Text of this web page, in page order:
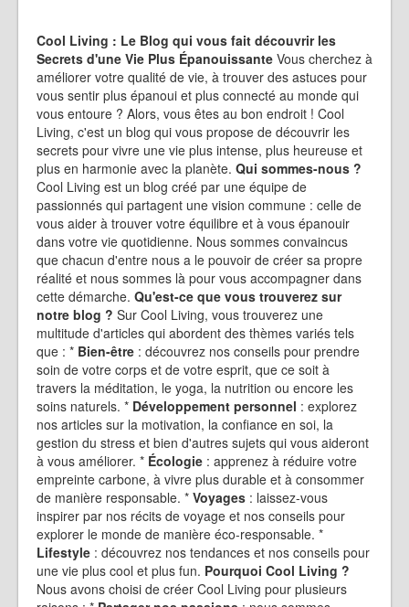
Cool Living : Le Blog qui vous fait découvrir les
Secrets d'une Vie Plus Épanouissante Vous cherchez à
améliorer votre qualité de vie, à trouver des astuces pour
vous sentir plus épanoui et plus connecté au monde qui
vous entoure ? Alors, vous êtes au bon endroit ! Cool
Living, c'est un blog qui vous propose de découvrir les
secrets pour vivre une vie plus intense, plus heureuse et
plus en harmonie avec la planète. Qui sommes-nous ?
Cool Living est un blog créé par une équipe de
passionnés qui partagent une vision commune : celle de
vous aider à trouver votre équilibre et à vous épanouir
dans votre vie quotidienne. Nous sommes convaincus
que chacun d'entre nous a le pouvoir de créer sa propre
réalité et nous sommes là pour vous accompagner dans
cette démarche. Qu'est-ce que vous trouverez sur
notre blog ? Sur Cool Living, vous trouverez une
multitude d'articles qui abordent des thèmes variés tels
que : * Bien-être : découvrez nos conseils pour prendre
soin de votre corps et de votre esprit, que ce soit à
travers la méditation, le yoga, la nutrition ou encore les
soins naturels. * Développement personnel : explorez
nos articles sur la motivation, la confiance en soi, la
gestion du stress et bien d'autres sujets qui vous aideront
à vous améliorer. * Écologie : apprenez à réduire votre
empreinte carbone, à vivre plus durable et à consommer
de manière responsable. * Voyages : laissez-vous
inspirer par nos récits de voyage et nos conseils pour
explorer le monde de manière éco-responsable. *
Lifestyle : découvrez nos tendances et nos conseils pour
une vie plus cool et plus fun. Pourquoi Cool Living ?
Nous avons choisi de créer Cool Living pour plusieurs